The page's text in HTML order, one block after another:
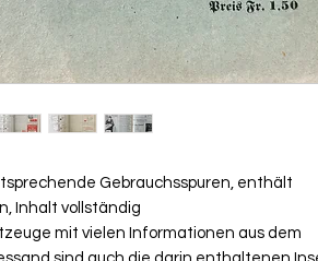
Gebrauchsspuren, enthält
Inhalt vollständig
mit vielen Informationen aus dem